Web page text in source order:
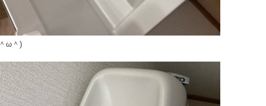
ω＾)